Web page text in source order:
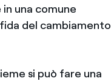
una comune
del cambiamento
si può fare una